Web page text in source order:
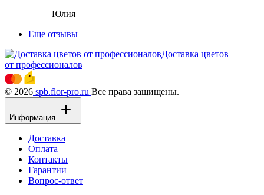
Юлия
Еще отзывы
Доставка цветов
от профессионалов
© 2026 spb.flor-pro.ru Все права защищены.
Информация
Доставка
Оплата
Контакты
Гарантии
Вопрос-ответ